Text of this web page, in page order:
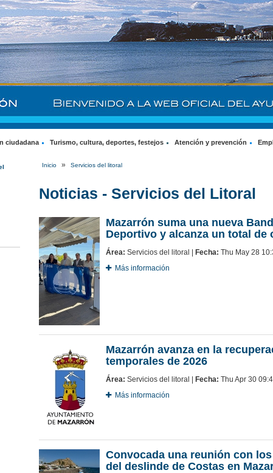
ciudadana Turismo, cultura, deportes, festejos Atención y prevención
Inicio » Servicios del litoral
Noticias - Servicios del Litoral
Mazarrón suma una nueva
Deportivo y alcanza un total
Área: Servicios del litoral | Fecha: Thu May 28
Más información
Mazarrón avanza en la
temporales de 2026
Área: Servicios del litoral | Fecha: Thu Apr 30
Más información
Convocada una reunión con
del deslinde de Costas en